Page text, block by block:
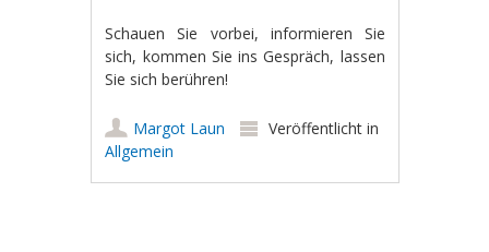
Schauen Sie vorbei, informieren Sie
sich, kommen Sie ins Gespräch, lassen
Sie sich berühren!
Margot Laun
Veröffentlicht in
Allgemein